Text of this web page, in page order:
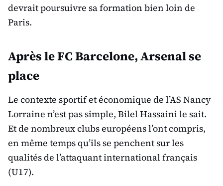
devrait poursuivre sa formation bien loin de
Paris.
Après le FC Barcelone, Arsenal se
place
Le contexte sportif et économique de l’AS Nancy
Lorraine n’est pas simple, Bilel Hassaini le sait.
Et de nombreux clubs européens l’ont compris,
en même temps qu’ils se penchent sur les
qualités de l’attaquant international français
(U17).